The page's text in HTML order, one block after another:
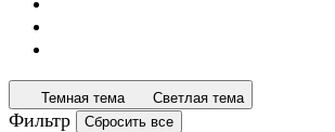
Темная тема Светлая тема
Фильтр Сбросить все